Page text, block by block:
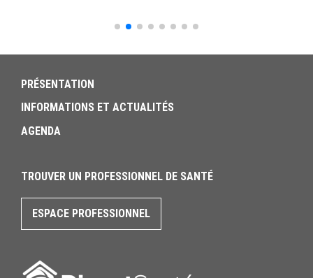
PRÉSENTATION
INFORMATIONS ET ACTUALITÉS
AGENDA
TROUVER UN PROFESSIONNEL DE SANTÉ
ESPACE PROFESSIONNEL